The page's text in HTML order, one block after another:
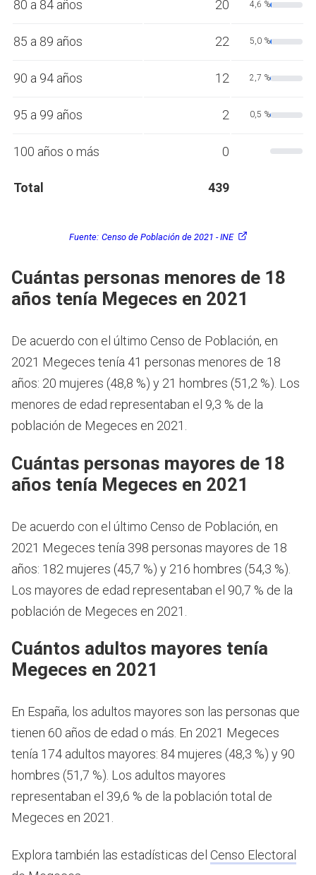
80 a 84 años 20 4,6 %
85 a 89 años 22 5,0 %
90 a 94 años 12 2,7 %
95 a 99 años 2 0,5 %
100 años o más 0
Total 439
Fuente: Censo de Población de 2021 - INE
Cuántas personas menores de 18
años tenía Megeces en 2021
De acuerdo con el último Censo de Población, en
2021 Megeces tenía 41 personas menores de 18
años: 20 mujeres (48,8 %) y 21 hombres (51,2 %). Los
menores de edad representaban el 9,3 % de la
población de Megeces en 2021.
Cuántas personas mayores de 18
años tenía Megeces en 2021
De acuerdo con el último Censo de Población, en
2021 Megeces tenía 398 personas mayores de 18
años: 182 mujeres (45,7 %) y 216 hombres (54,3 %).
Los mayores de edad representaban el 90,7 % de la
población de Megeces en 2021.
Cuántos adultos mayores tenía
Megeces en 2021
En España, los adultos mayores son las personas que
tienen 60 años de edad o más. En 2021 Megeces
tenía 174 adultos mayores: 84 mujeres (48,3 %) y 90
hombres (51,7 %). Los adultos mayores
representaban el 39,6 % de la población total de
Megeces en 2021.
Explora también las estadísticas del Censo Electoral